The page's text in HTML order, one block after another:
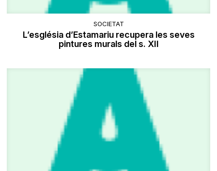
SOCIETAT
L’església d’Estamariu recupera les seves
pintures murals del s. XII